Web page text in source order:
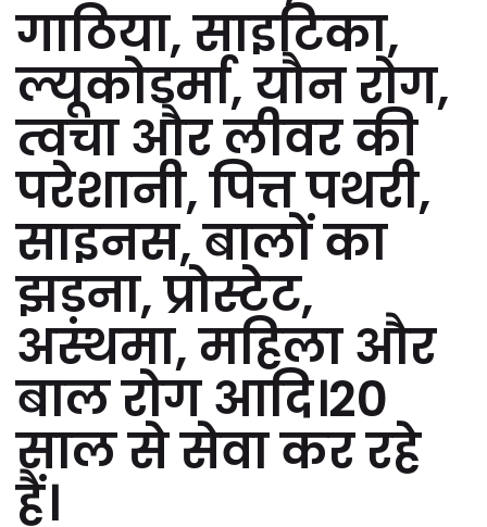
गाठिया, साइटिका,
ल्यूकोडर्मा, यौन रोग,
त्वचा और लीवर की
परेशानी, पित्त पथरी,
साइनस, बालों का
झड़ना, प्रोस्टेट,
अस्थमा, महिला और
बाल रोग आदि।20
साल से सेवा कर रहे
हैं।